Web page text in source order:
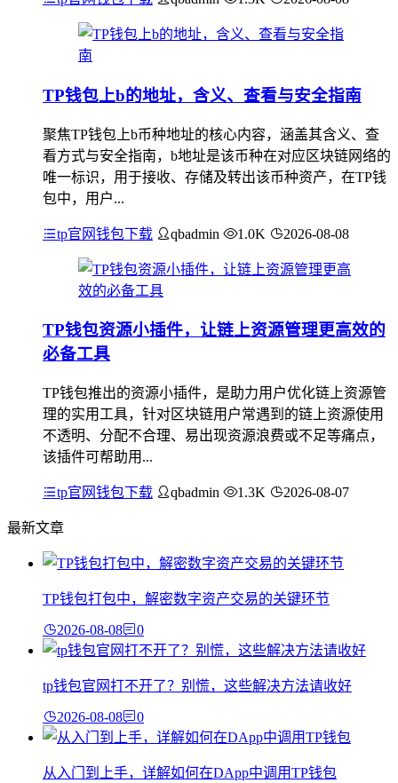
TP钱包上b的地址，含义、查看与安全指南
聚焦TP钱包上b币种地址的核心内容，涵盖其含义、查
看方式与安全指南，b地址是该币种在对应区块链网络的
唯一标识，用于接收、存储及转出该币种资产，在TP钱
包中，用户...
tp官网钱包下载 qbadmin 1.0K 2026-08-08
TP钱包资源小插件，让链上资源管理更高效的
必备工具
TP钱包推出的资源小插件，是助力用户优化链上资源管
理的实用工具，针对区块链用户常遇到的链上资源使用
不透明、分配不合理、易出现资源浪费或不足等痛点，
该插件可帮助用...
tp官网钱包下载 qbadmin 1.3K 2026-08-07
最新文章
TP钱包打包中，解密数字资产交易的关键环节
2026-08-08 0
tp钱包官网打不开了？别慌，这些解决方法请收好
2026-08-08 0
从入门到上手，详解如何在DApp中调用TP钱包